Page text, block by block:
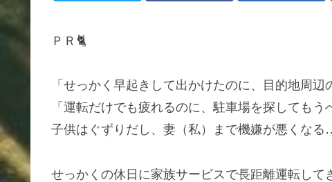
ＰＲ🐈
「せっかく早起きして出かけたのに、目的地周辺
「運転だけでも疲れるのに、駐車場を探してもう
子供はぐずりだし、妻（私）まで機嫌が悪くな
せっかくの休日に家族サービスで長距離運転し